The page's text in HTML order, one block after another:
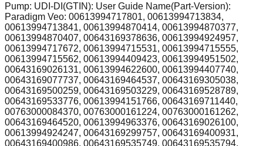
Pump: UDI-DI(GTIN): User Guide Name(Part-Version):
Paradigm Veo: 00613994717801, 00613994713834,
00613994713841, 00613994870414, 00613994870377,
00613994870407, 00643169378636, 00613994924957,
00613994717672, 00613994715531, 00613994715555,
00613994715562, 00613994409423, 00613994951502,
00643169026131, 00613994622600, 00613994407740,
00643169077737, 00643169464537, 00643169305038,
00643169500259, 00643169503229, 00643169528789,
00643169533776, 00613994151766, 00643169711440,
00763000084370, 00763000161224, 00763000161262,
00643169464520, 00613994963376, 00643169026100,
00613994924247, 00643169299757, 00643169400931,
00643169400986, 00643169535749, 00643169535794,